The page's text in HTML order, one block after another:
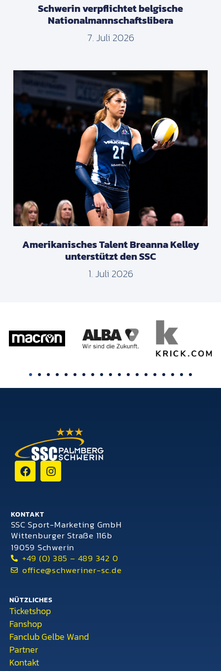
Schwerin verpflichtet belgische
Nationalmannschaftslibera
7. Juli 2026
Amerikanisches Talent Breanna Kelley
unterstützt den SSC
1. Juli 2026
KONTAKT
SSC Sport-Marketing GmbH
Wittenburger Straße 116b
19059 Schwerin
+49 (0) 385 – 489 342 0
office@schweriner-sc.de
NÜTZLICHES
Ticketshop
Fanshop
Fanclub Gelbe Wand
Partner
Kontakt